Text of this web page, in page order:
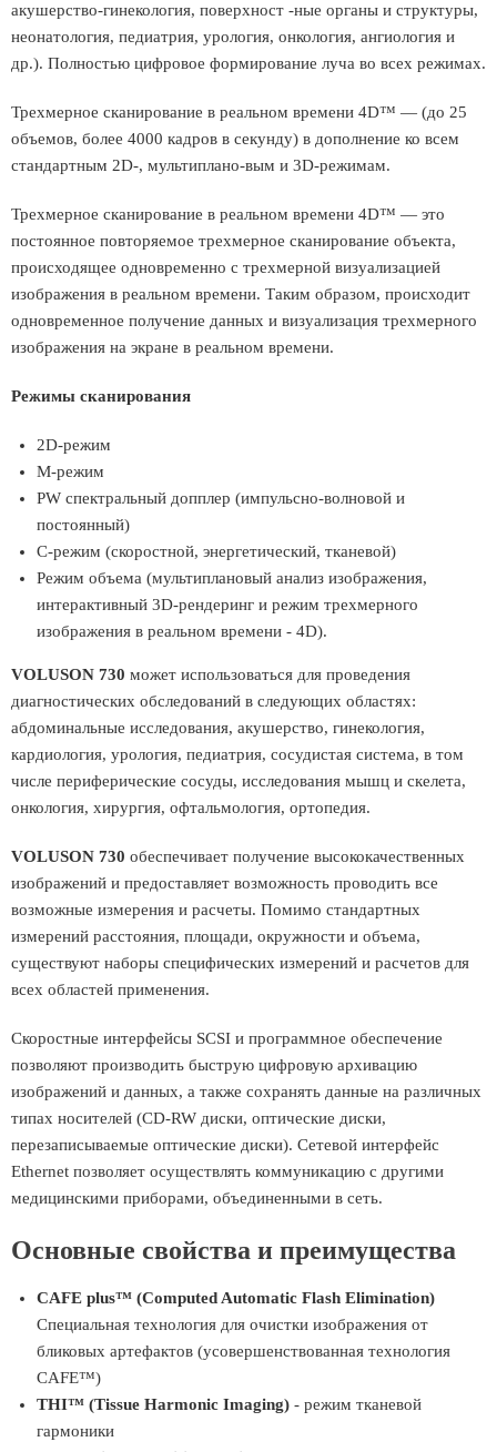
акушерство-гинекология, поверхност -ные органы и структуры,
неонатология, педиатрия, урология, онкология, ангиология и
др.). Полностью цифровое формирование луча во всех режимах.
Трехмерное сканирование в реальном времени 4D™ — (до 25
объемов, более 4000 кадров в секунду) в дополнение ко всем
стандартным 2D-, мультиплано-вым и 3D-режимам.
Трехмерное сканирование в реальном времени 4D™ — это
постоянное повторяемое трехмерное сканирование объекта,
происходящее одновременно с трехмерной визуализацией
изображения в реальном времени. Таким образом, происходит
одновременное получение данных и визуализация трехмерного
изображения на экране в реальном времени.
Режимы сканирования
2D-режим
М-режим
PW спектральный допплер (импульсно-волновой и
постоянный)
С-режим (скоростной, энергетический, тканевой)
Режим объема (мультиплановый анализ изображения,
интерактивный 3D-рендеринг и режим трехмерного
изображения в реальном времени - 4D).
VOLUSON 730 может использоваться для проведения
диагностических обследований в следующих областях:
абдоминальные исследования, акушерство, гинекология,
кардиология, урология, педиатрия, сосудистая система, в том
числе периферические сосуды, исследования мышц и скелета,
онкология, хирургия, офтальмология, ортопедия.
VOLUSON 730 обеспечивает получение высококачественных
изображений и предоставляет возможность проводить все
возможные измерения и расчеты. Помимо стандартных
измерений расстояния, площади, окружности и объема,
существуют наборы специфических измерений и расчетов для
всех областей применения.
Скоростные интерфейсы SCSI и программное обеспечение
позволяют производить быструю цифровую архивацию
изображений и данных, а также сохранять данные на различных
типах носителей (CD-RW диски, оптические диски,
перезаписываемые оптические диски). Сетевой интерфейс
Ethernet позволяет осуществлять коммуникацию с другими
медицинскими приборами, объединенными в сеть.
Основные свойства и преимущества
CAFE plus™ (Computed Automatic Flash Elimination)
Специальная технология для очистки изображения от
бликовых артефактов (усовершенствованная технология
CAFE™)
THI™ (Tissue Harmonic Imaging) - режим тканевой
гармоники